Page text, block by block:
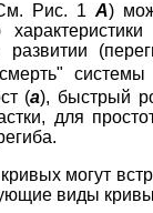
Рис. 1А)
системы
(а), быстрый
для
могут
виды